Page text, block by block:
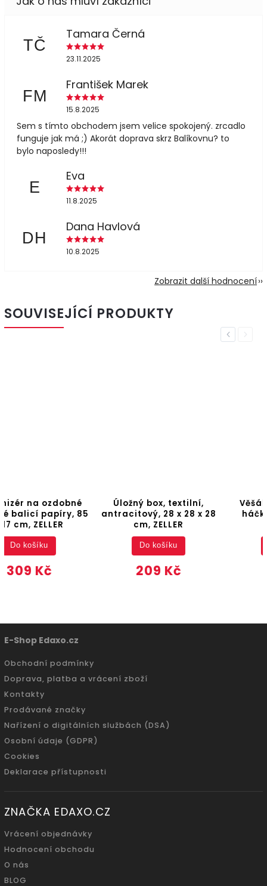
TČ
Tamara Černá
23.11.2025
FM
František Marek
15.8.2025
Sem s tímto obchodem jsem velice spokojený. zrcadlo
funguje jak má ;) Akorát doprava skrz Balíkovnu? to
bylo naposledy!!!
E
Eva
11.8.2025
DH
Dana Havlová
10.8.2025
Zobrazit další hodnocení
SOUVISEJÍCÍ PRODUKTY
Previous
Úložný box, textilní,
antracitový, 28 x 28 x 28
cm, ZELLER
209 Kč
Věšák na klíče KEY, 6
háčku, bambusový,
ZELLER
359 Kč
Next
E-Shop Edaxo.cz
Obchodní podmínky
Doprava, platba a vrácení zboží
Kontakty
Prodávané značky
Nařízení o digitálních službách (DSA)
Osobní údaje (GDPR)
Cookies
Deklarace přístupnosti
ZNAČKA EDAXO.CZ
Vrácení objednávky
Hodnocení obchodu
O nás
BLOG